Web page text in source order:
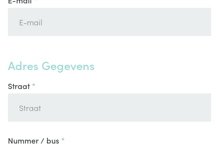
Adres Gegevens
Straat
Nummer / bus